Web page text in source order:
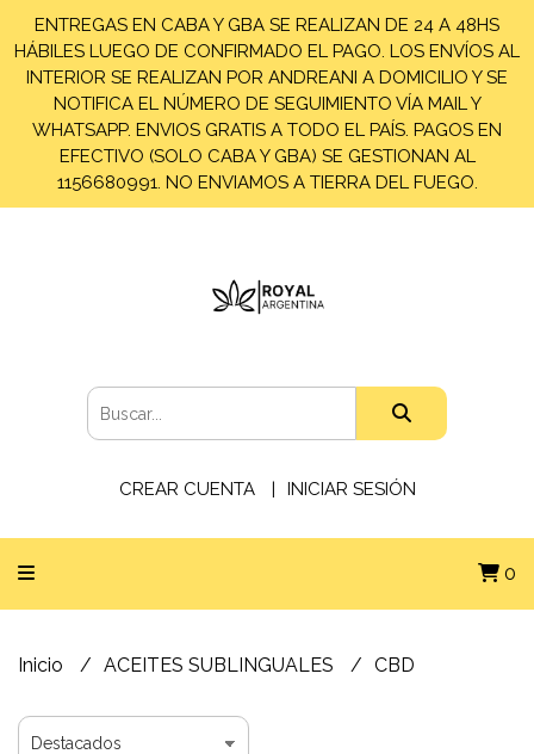
ENTREGAS EN CABA Y GBA SE REALIZAN DE 24 A 48HS
HÁBILES LUEGO DE CONFIRMADO EL PAGO. LOS ENVÍOS AL
INTERIOR SE REALIZAN POR ANDREANI A DOMICILIO Y SE
NOTIFICA EL NÚMERO DE SEGUIMIENTO VÍA MAIL Y
WHATSAPP. ENVIOS GRATIS A TODO EL PAÍS. PAGOS EN
EFECTIVO (SOLO CABA Y GBA) SE GESTIONAN AL
1156680991. NO ENVIAMOS A TIERRA DEL FUEGO.
CREAR CUENTA INICIAR SESIÓN
0
Inicio ACEITES SUBLINGUALES CBD